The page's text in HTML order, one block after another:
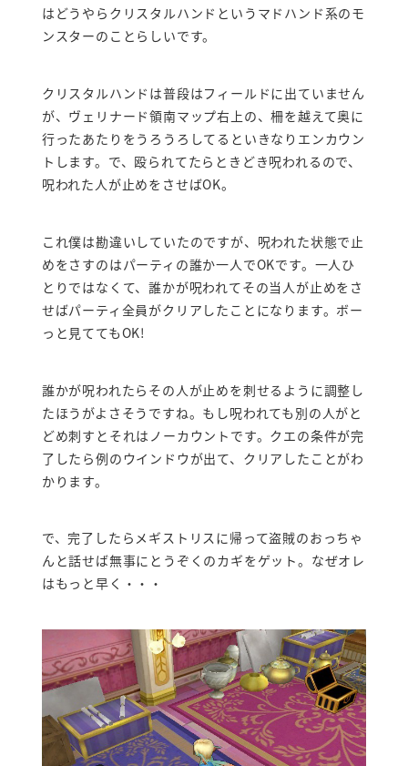
はどうやらクリスタルハンドというマドハンド系のモ
ンスターのことらしいです。
クリスタルハンドは普段はフィールドに出ていません
が、ヴェリナード領南マップ右上の、柵を越えて奥に
行ったあたりをうろうろしてるといきなりエンカウン
トします。で、殴られてたらときどき呪われるので、
呪われた人が止めをさせばOK。
これ僕は勘違いしていたのですが、呪われた状態で止
めをさすのはパーティの誰か一人でOKです。一人ひ
とりではなくて、誰かが呪われてその当人が止めをさ
せばパーティ全員がクリアしたことになります。ボー
っと見ててもOK!
誰かが呪われたらその人が止めを刺せるように調整し
たほうがよさそうですね。もし呪われても別の人がと
どめ刺すとそれはノーカウントです。クエの条件が完
了したら例のウインドウが出て、クリアしたことがわ
かります。
で、完了したらメギストリスに帰って盗賊のおっちゃ
んと話せば無事にとうぞくのカギをゲット。なぜオレ
はもっと早く・・・